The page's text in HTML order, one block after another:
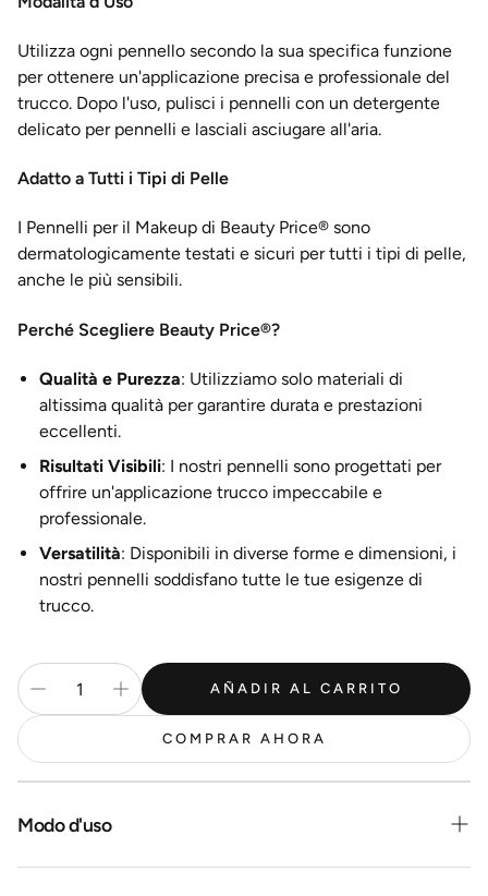
Utilizza ogni pennello secondo la sua specifica funzione
per ottenere un'applicazione precisa e professionale del
trucco. Dopo l'uso, pulisci i pennelli con un detergente
delicato per pennelli e lasciali asciugare all'aria.
Adatto a Tutti i Tipi di Pelle
I Pennelli per il Makeup di Beauty Price® sono
dermatologicamente testati e sicuri per tutti i tipi di pelle,
anche le più sensibili.
Perché Scegliere Beauty Price®?
Qualità e Purezza: Utilizziamo solo materiali di
altissima qualità per garantire durata e prestazioni
eccellenti.
Risultati Visibili: I nostri pennelli sono progettati per
offrire un'applicazione trucco impeccabile e
professionale.
Versatilità: Disponibili in diverse forme e dimensioni, i
nostri pennelli soddisfano tutte le tue esigenze di
trucco.
AÑADIR AL CARRITO
COMPRAR AHORA
Modo d'uso